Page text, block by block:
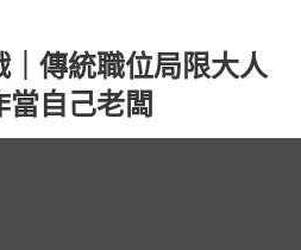
傳統職位局限大人
自己老闆